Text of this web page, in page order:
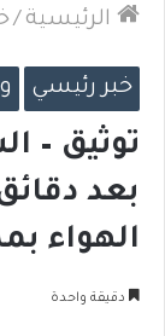
الرئيسية /
خبر رئيسي
توثيق –
بعد
الهواء
دقيقة واحدة